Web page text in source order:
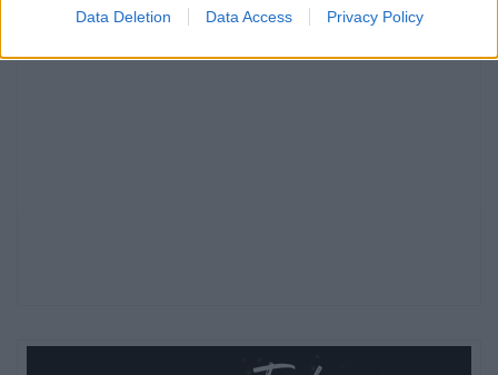
Data Deletion Data Access Privacy Policy